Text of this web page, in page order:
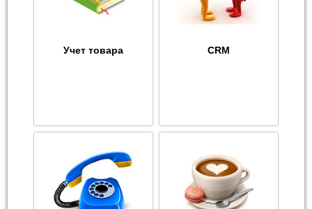
Учет товара CRM